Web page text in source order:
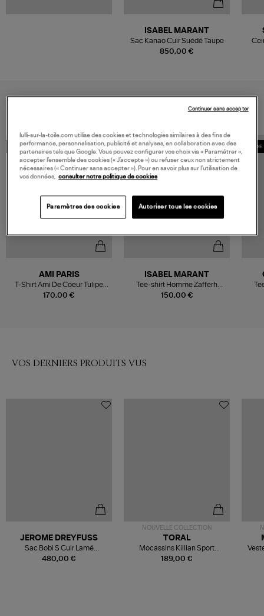
850,00 €
ISABEL MARANT
Sac Kanao Cuir Suédé Taupe
VOUS AIMEREZ AUSSI
MADE IN EUROPE
170,00 €
AMI PARIS
T-Shirt Ami De Coeur Tulipe
Blanc
MADE IN EUROPE
150,00 €
ISABEL MARANT
Tee-shirt Homme Zafferh
White
VOS DERNIERS PRODUITS VUS
480,00 €
JEROME DREYFUSS
Sac Bobi S Cuir Lamé
Champagne
NOUVELLE COLLECTION
189,00 €
TORAL
Mocassins Killian Sport
Mousse
lulli-sur-la-toile.com utilise des cookies et technologies similaires à des fins de
performance, personnalisation, publicité et analyses, en collaboration avec des
partenaires tels que Google. Vous pouvez configurer vos choix via « Paramétrer »,
accepter l’ensemble des cookies (« J’accepte ») ou refuser ceux non strictement
nécessaires (« Continuer sans accepter »). Pour en savoir plus sur l’utilisation de
vos données, consulter notre politique de cookies
Paramètres des cookies Autoriser tous les cookies
Continuer sans accepter